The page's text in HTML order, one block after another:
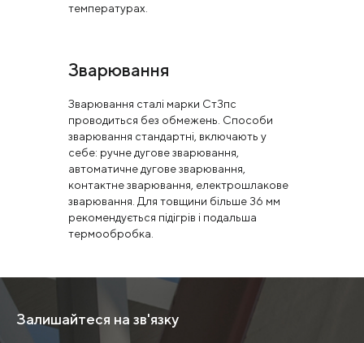
температурах.
Зварювання
Зварювання сталі марки Ст3пс
проводиться без обмежень. Способи
зварювання стандартні, включають у
себе: ручне дугове зварювання,
автоматичне дугове зварювання,
контактне зварювання, електрошлакове
зварювання. Для товщини більше 36 мм
рекомендується підігрів і подальша
термообробка.
Залишайтеся на зв'язку